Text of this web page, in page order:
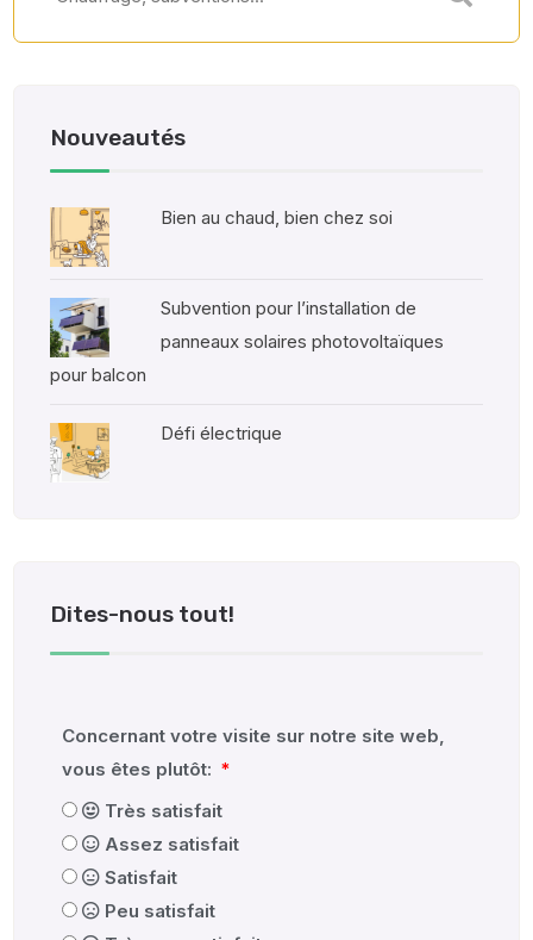
Nouveautés
Bien au chaud, bien chez soi
Subvention pour l’installation de
panneaux solaires photovoltaïques
pour balcon
Défi électrique
Dites-nous tout!
Concernant votre visite sur notre site web,
vous êtes plutôt:
Très satisfait
Assez satisfait
Satisfait
Peu satisfait